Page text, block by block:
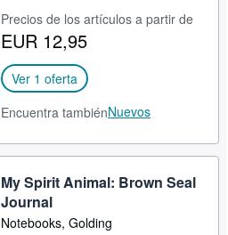
CERRAR
Precios de los artículos a partir de
EUR 12,95
Ver 1 oferta
Encuentra tambiénNuevos
My Spirit Animal: Brown Seal
Journal
Notebooks, Golding